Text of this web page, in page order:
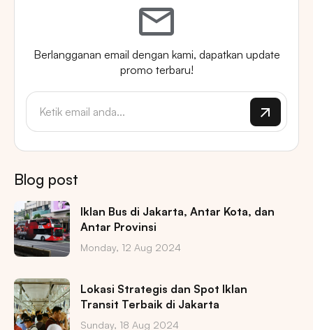
Berlangganan email dengan kami, dapatkan update
promo terbaru!
Blog post
Iklan Bus di Jakarta, Antar Kota, dan
Antar Provinsi
Monday, 12 Aug 2024
Lokasi Strategis dan Spot Iklan
Transit Terbaik di Jakarta
Sunday, 18 Aug 2024